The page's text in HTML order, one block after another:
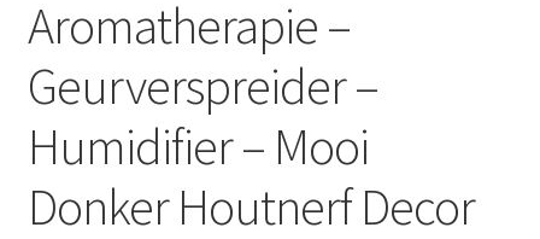
Aromatherapie –
Geurverspreider –
Humidifier – Mooi
Donker Houtnerf Decor